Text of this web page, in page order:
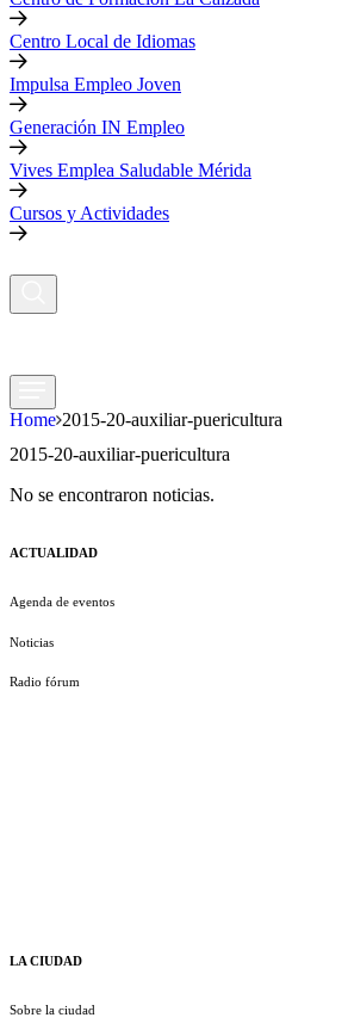
Centro Local de Idiomas
Impulsa Empleo Joven
Generación IN Empleo
Vives Emplea Saludable Mérida
Cursos y Actividades
Home 2015-20-auxiliar-puericultura
2015-20-auxiliar-puericultura
No se encontraron noticias.
ACTUALIDAD
Agenda de eventos
Noticias
Radio fórum
LA CIUDAD
Sobre la ciudad